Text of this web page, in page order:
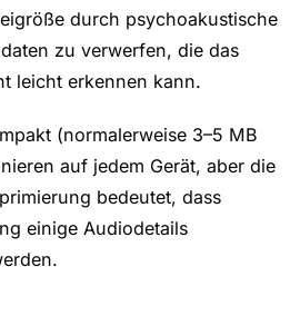
durch psychoakustische
zu verwerfen, die das
leicht erkennen kann.
(normalerweise 3–5 MB
auf jedem Gerät, aber die
bedeutet, dass
einige Audiodetails